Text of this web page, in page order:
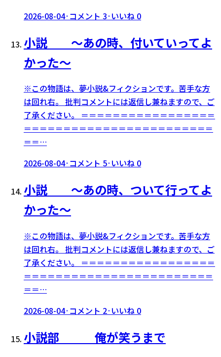
2026-08-04· コメント 3· いいね 0
小説 〜あの時、付いていってよ
かった〜
※この物語は、夢小説&フィクションです。苦手な方
は回れ右。 批判コメントには返信し兼ねますので、ご
了承ください。 ＝＝＝＝＝＝＝＝＝＝＝＝＝＝＝＝＝
＝＝＝＝＝＝＝＝＝＝＝＝＝＝＝＝＝＝＝＝＝＝＝＝
＝＝…
2026-08-04· コメント 5· いいね 0
小説 〜あの時、ついて行ってよ
かった〜
※この物語は、夢小説&フィクションです。苦手な方
は回れ右。 批判コメントには返信し兼ねますので、ご
了承ください。 ＝＝＝＝＝＝＝＝＝＝＝＝＝＝＝＝＝
＝＝＝＝＝＝＝＝＝＝＝＝＝＝＝＝＝＝＝＝＝＝＝＝
＝＝…
2026-08-04· コメント 2· いいね 0
小説部 俺が笑うまで